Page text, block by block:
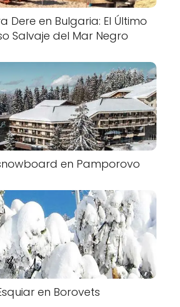
Dere en Bulgaria: El Último
Salvaje del Mar Negro
en Pamporovo
en Borovets